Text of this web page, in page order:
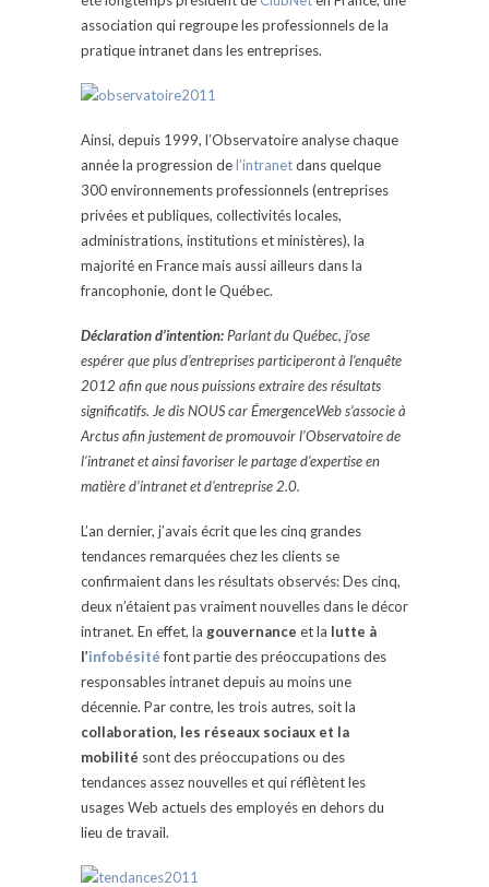
association qui regroupe les professionnels de la
pratique intranet dans les entreprises.
Ainsi, depuis 1999, l’Observatoire analyse chaque
année la progression del’intranetdans quelque
300 environnements professionnels (entreprises
privées et publiques, collectivités locales,
administrations, institutions et ministères), la
majorité en France mais aussi ailleurs dans la
francophonie, dont le Québec.
Déclaration d’intention:Parlant du Québec, j’ose
espérer que plus d’entreprises participeront à l’enquête
2012 afin que nous puissions extraire des résultats
significatifs. Je dis NOUS car ÉmergenceWeb s’associe à
Arctus afin justement de promouvoir l’Observatoire de
l’intranet et ainsi favoriser le partage d’expertise en
matière d’intranet et d’entreprise 2.0.
L’an dernier, j’avais écrit que les cinq grandes
tendances remarquées chez les clients se
confirmaient dans les résultats observés: Des cinq,
deux n’étaient pas vraiment nouvelles dans le décor
intranet. En effet, la gouvernance et la lutte à
l’infobésité font partie des préoccupations des
responsables intranet depuis au moins une
décennie. Par contre, les trois autres, soit la
collaboration, les réseaux sociaux et la
mobilité sont des préoccupations ou des
tendances assez nouvelles et qui réflètent les
usages Web actuels des employés en dehors du
lieu de travail.